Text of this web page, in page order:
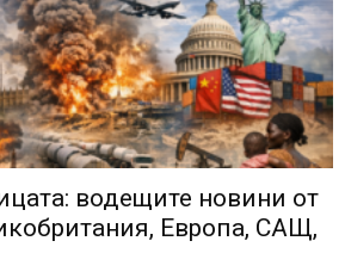
водещите новини от
Европа, САЩ,